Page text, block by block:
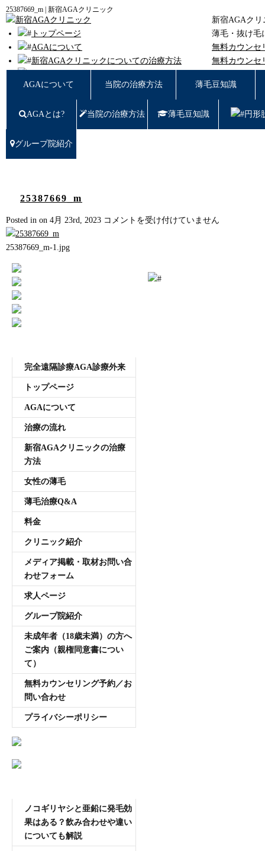
25387669_m | 新宿AGAクリニック
トップページ
AGAについて
新宿AGAクリニックについての治療方法
円形脱毛
症例写真
治療の流れ
無料カウンセリング WEB予約はこちら／お問
プライバシーポリシー
無料相談窓口
ご予約はこちら 0120-721-969
東京都新宿区西新宿7-20-2 愛美堂ビル7階
受付時間11:00~20:00 年中無休
新宿AGAクリ
薄毛・抜け毛
無料カウンセ
無料カウンセ
AGAについて
当院の治療方法 薄毛豆知識
AGAとは? 当院の治療方法 薄毛豆知識 円形
グループ院紹介
25387669_m
Posted in on 4月 23rd, 2023 25387669_m
コメントを受け付けていません
25387669_m-1.jpg
完全遠隔診療AGA診療外来
トップページ
AGAについて
治療の流れ
新宿AGAクリニックの治療
方法
女性の薄毛
薄毛治療Q&A
料金
クリニック紹介
メディア掲載・取材お問い合
わせフォーム
求人ページ
グループ院紹介
未成年者（18歳未満）の方へ
ご案内（親権同意書につい
て）
無料カウンセリング予約／お
問い合わせ
プライバシーポリシー
ノコギリヤシと亜鉛に発毛効
果はある？飲み合わせや違い
についても解説